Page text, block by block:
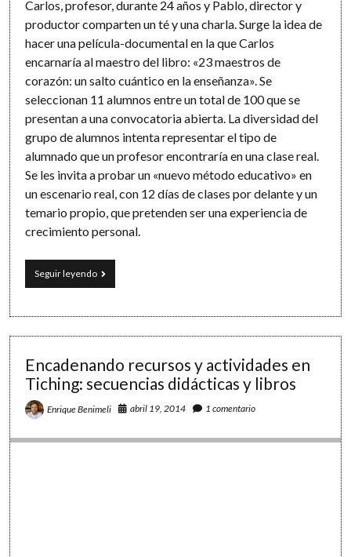
Carlos, profesor, durante 24 años y Pablo, director y
productor comparten un té y una charla. Surge la idea de
hacer una película-documental en la que Carlos
encarnaría al maestro del libro: «23 maestros de
corazón: un salto cuántico en la enseñanza». Se
seleccionan 11 alumnos entre un total de 100 que se
presentan a una convocatoria abierta. La diversidad del
grupo de alumnos intenta representar el tipo de
alumnado que un profesor encontraría en una clase real.
Se les invita a probar un «nuevo método educativo» en
un escenario real, con 12 días de clases por delante y un
temario propio, que pretenden ser una experiencia de
crecimiento personal.
Seguir leyendo11
alumnos,
profesor,
una
experiencia
«entre
en
de
Encadenando recursos y actividades en
Tiching: secuencias didácticas y libros
Enrique Benimeli abril 19, 2014 1 comentario